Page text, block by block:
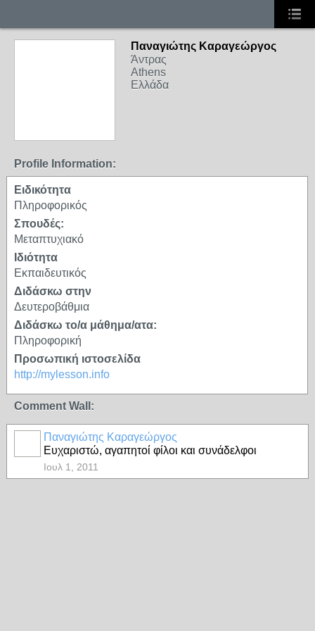
Παναγιώτης Καραγεώργος
Άντρας
Athens
Ελλάδα
Profile Information:
Ειδικότητα
Πληροφορικός
Σπουδές:
Μεταπτυχιακό
Ιδιότητα
Εκπαιδευτικός
Διδάσκω στην
Δευτεροβάθμια
Διδάσκω το/α μάθημα/ατα:
Πληροφορική
Προσωπική ιστοσελίδα
http://mylesson.info
Comment Wall:
Παναγιώτης Καραγεώργος
Ευχαριστώ, αγαπητοί φίλοι και συνάδελφοι
Ιουλ 1, 2011